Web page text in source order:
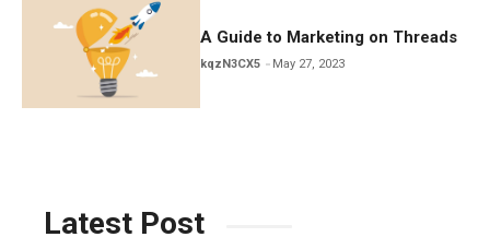
A Guide to Marketing on Threads
kqzN3CX5 May 27, 2023
Latest Post